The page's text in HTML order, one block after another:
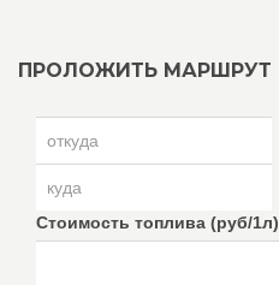
ПРОЛОЖИТЬ МАРШРУТ
Стоимость топлива (руб/1л)